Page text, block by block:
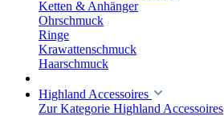
Ketten & Anhänger
Ohrschmuck
Ringe
Krawattenschmuck
Haarschmuck
Highland Accessoires
Zur Kategorie Highland Accessoires